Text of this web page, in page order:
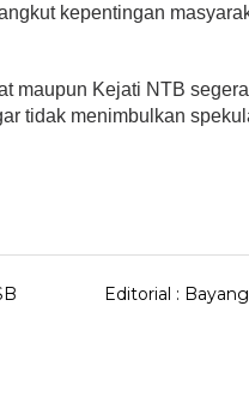
kepentingan
maupun Kejati NTB
tidak menimbulkan
Editorial :